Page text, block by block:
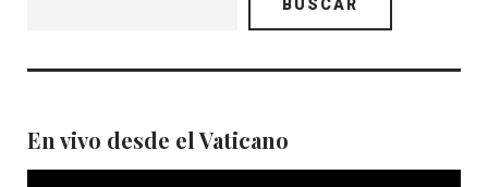
BUSCAR
En vivo desde el Vaticano